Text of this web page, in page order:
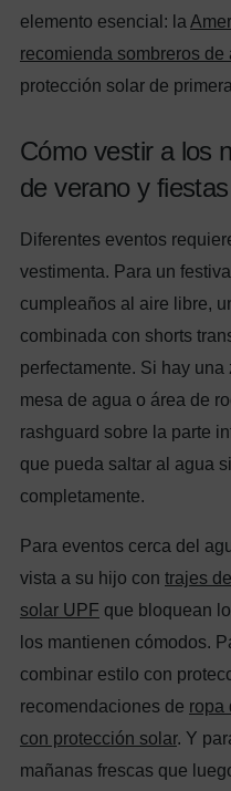
elemento esencial: la
recomienda sombreros de
protección solar de
Cómo vestir a los
de verano y
Diferentes eventos
vestimenta. Para un
cumpleaños al aire libre,
combinada con shorts
perfectamente. Si hay
mesa de agua o área de
rashguard sobre la parte
que pueda saltar al agua
completamente.
Para eventos cerca del
vista a su hijo con trajes
solar UPF que bloquean
los mantienen cómodos.
combinar estilo con
recomendaciones de ropa
con protección solar. Y
mañanas frescas que